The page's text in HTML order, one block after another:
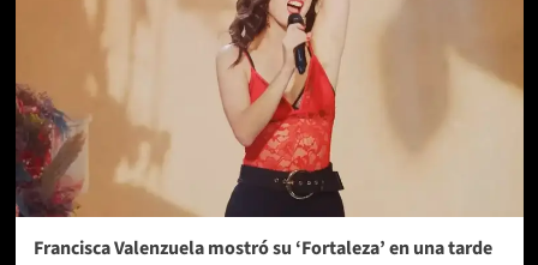
Francisca Valenzuela mostró su ‘Fortaleza’ en una tarde